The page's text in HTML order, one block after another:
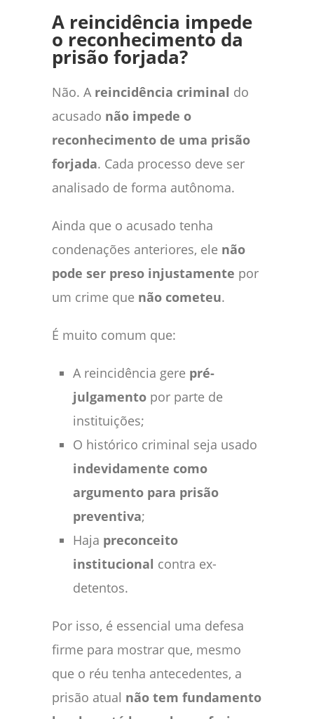
A reincidência impede
o reconhecimento da
prisão forjada?
Não. A reincidência criminal do
acusado não impede o
reconhecimento de uma prisão
forjada. Cada processo deve ser
analisado de forma autônoma.
Ainda que o acusado tenha
condenações anteriores, ele não
pode ser preso injustamente por
um crime que não cometeu.
É muito comum que:
A reincidência gere pré-
julgamento por parte de
instituições;
O histórico criminal seja usado
indevidamente como
argumento para prisão
preventiva;
Haja preconceito
institucional contra ex-
detentos.
Por isso, é essencial uma defesa
firme para mostrar que, mesmo
que o réu tenha antecedentes, a
prisão atual não tem fundamento